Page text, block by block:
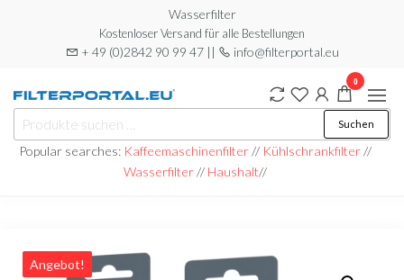
Wasserfilter
Kostenloser Versand für alle Bestellungen
+ 49 (0)2842 90 99 47 || info@filterportal.eu
Filterportal
Wasserfilter
nach:
Suchen
Popular searches: Kaffeemaschinenfilter// Kühlschrankfilter//
Wasserfilter// Haushalt//
0
Angebot!